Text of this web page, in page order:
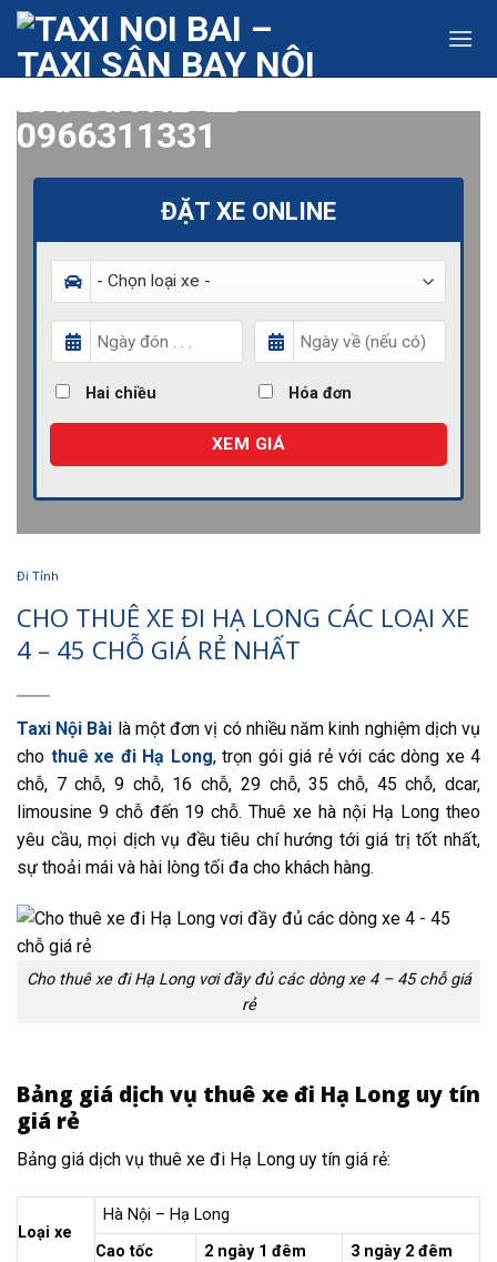
Skip
content
ĐẶT XE ONLINE
Hai chiều Hóa đơn
XEM GIÁ
Đi Tỉnh
CHO THUÊ XE ĐI HẠ LONG CÁC LOẠI XE
4 – 45 CHỖ GIÁ RẺ NHẤT
Taxi Nội Bài là một đơn vị có nhiều năm kinh nghiệm dịch vụ
cho thuê xe đi Hạ Long, trọn gói giá rẻ với các dòng xe 4
chỗ, 7 chỗ, 9 chỗ, 16 chỗ, 29 chỗ, 35 chỗ, 45 chỗ, dcar,
limousine 9 chỗ đến 19 chỗ. Thuê xe hà nội Hạ Long theo
yêu cầu, mọi dịch vụ đều tiêu chí hướng tới giá trị tốt nhất,
sự thoải mái và hài lòng tối đa cho khách hàng.
Cho thuê xe đi Hạ Long vơi đầy đủ các dòng xe 4 – 45 chỗ giá
rẻ
Bảng giá dịch vụ thuê xe đi Hạ Long uy tín
giá rẻ
Bảng giá dịch vụ thuê xe đi Hạ Long uy tín giá rẻ:
Loại xe
Hà Nội – Hạ Long
Cao tốc
2 ngày 1 đêm
3 ngày 2 đêm